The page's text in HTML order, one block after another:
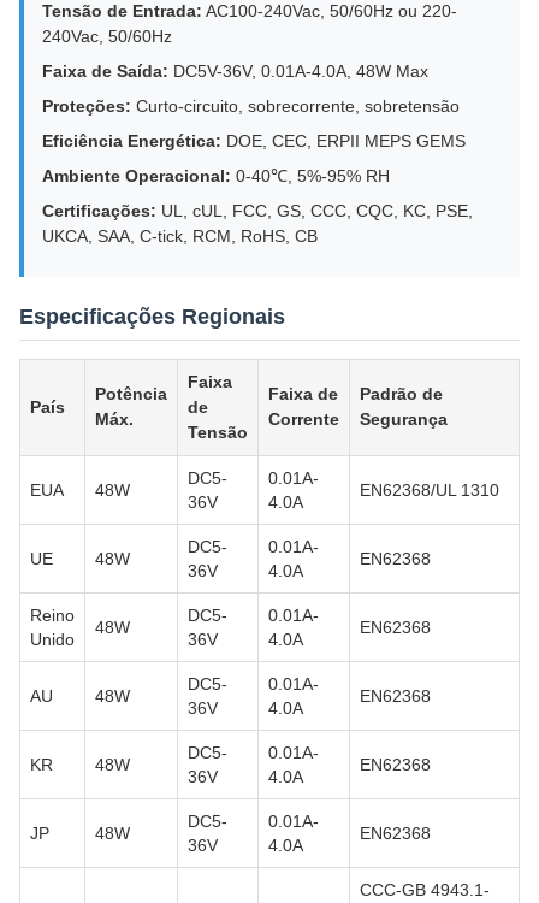
Tensão de Entrada: AC100-240Vac, 50/60Hz ou 220-
240Vac, 50/60Hz
Faixa de Saída: DC5V-36V, 0.01A-4.0A, 48W Max
Proteções: Curto-circuito, sobrecorrente, sobretensão
Eficiência Energética: DOE, CEC, ERPII MEPS GEMS
Ambiente Operacional: 0-40℃, 5%-95% RH
Certificações: UL, cUL, FCC, GS, CCC, CQC, KC, PSE,
UKCA, SAA, C-tick, RCM, RoHS, CB
Especificações Regionais
País
Potência
Máx.
Faixa
de
Tensão
Faixa de
Corrente
Padrão de
Segurança
EUA 48W
DC5-
36V
0.01A-
4.0A
EN62368/UL 1310
UE 48W
DC5-
36V
0.01A-
4.0A
EN62368
Reino
Unido
48W
DC5-
36V
0.01A-
4.0A
EN62368
AU 48W
DC5-
36V
0.01A-
4.0A
EN62368
KR 48W
DC5-
36V
0.01A-
4.0A
EN62368
JP 48W
DC5-
36V
0.01A-
4.0A
EN62368
CCC-GB 4943.1-